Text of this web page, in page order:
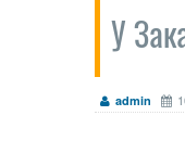
У
admin